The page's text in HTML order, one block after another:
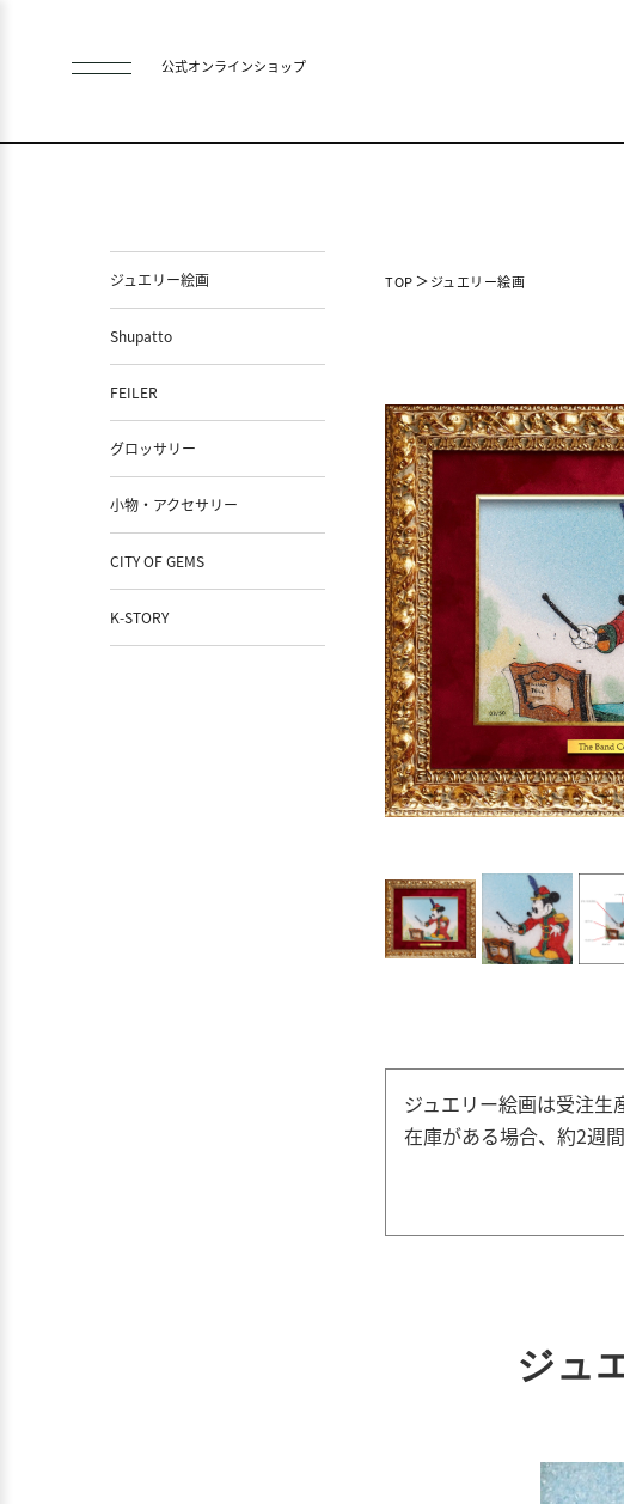
公式オンラインショップ
TOP ジュエリー絵画
ジュエリー絵画は受注生
在庫がある場合、約2週
ジュ
ジュエリー絵画
Shupatto
FEILER
グロッサリー
小物・アクセサリー
CITY OF GEMS
K-STORY